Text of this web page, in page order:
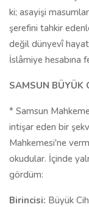
ki; asayişi
şerefini tahkir
değil dünyevî
İslâmiye hesabına
SAMSUN BÜYÜK
* Samsun
intişar eden bir
Mahkemesi'ne
okudular. İçinde
gördüm:
Birincisi: Büyük